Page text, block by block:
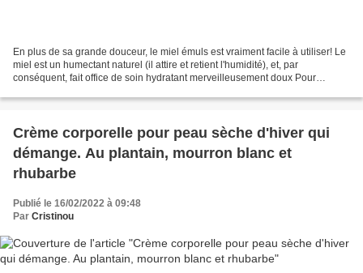
En plus de sa grande douceur, le miel émuls est vraiment facile à utiliser! Le
miel est un humectant naturel (il attire et retient l'humidité), et, par
conséquent, fait office de soin hydratant merveilleusement doux Pour
Crème corporelle pour peau sèche d'hiver qui
démange. Au plantain, mourron blanc et
rhubarbe
Publié le 16/02/2022 à 09:48
Par Cristinou